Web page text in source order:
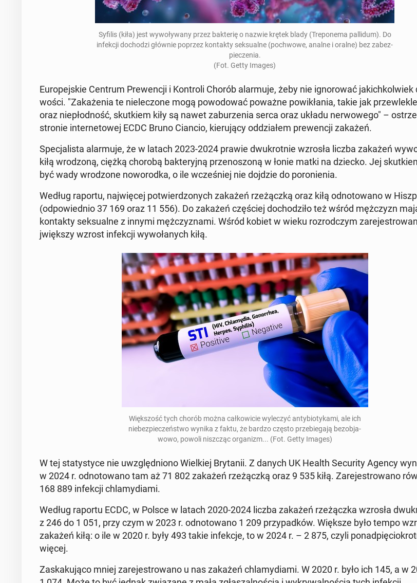
Syfilis (kiła) jest wywoły­wany przez bak­ter­ię o nazwie krętek blady (Tre­pone­ma pal­lidum). Do
in­fekcji do­chodzi głównie poprzez kon­tak­ty sek­su­alne (pochwowe, analne i oralne) bez zabez­
pieczenia.
(Fot. Getty Images)
Eu­rope­jskie Centrum Prewencji i Kon­troli Chorób alar­mu­je, żeby nie ig­norować
woś­ci. "Za­każe­nia te ni­elec­zone mogą powodować poważne powikła­nia, takie jak
oraz niepłod­ność, skutkiem kiły są nawet zaburzenia serca oraz układu ner­wowego" –
stronie in­ter­ne­towej ECDC Bruno Ciancio, kieru­ją­cy odd­zi­ałem prewencji zakażeń.
Spec­jal­ista alar­mu­je, że w latach 2023-2024 prawie dwukrot­nie wzrosła liczba zakażeń
kiłą wrod­zoną, ciężką chorobą bak­teryjną przenos­zoną w łonie matki na dziecko. Jej
być wady wrod­zone noworod­ka, o ile wcześniej nie dojdzie do poronienia.
Według raportu, na­jwięcej potwierd­zonych zakażeń rzeżączką oraz kiłą odno­towano w
(odpowied­nio 37 169 oraz 11 556). Do zakażeń częś­ciej do­chodz­iło też wśród mężczyzn
kon­tak­ty sek­su­alne z innymi mężczyz­na­mi. Wśród kobiet w wieku rozrod­czym
jwięk­szy wzrost in­fekcji wywołanych kiłą.
Więk­szość tych chorób można całkowicie wyleczyć an­ty­bio­tyka­mi, ale ich
niebez­pieczeńst­wo wynika z faktu, że bardzo często prze­b­ie­ga­ją be­zob­ja­
wowo, powoli niszcząc or­ga­nizm... (Fot. Getty Images)
W tej statystyce nie uwzględ­niono Wielkiej Bry­tanii. Z danych UK Health Se­cu­ri­ty Agency
w 2024 r. odno­towano tam aż 71 802 zakażeń rzeżączką oraz 9 535 kiłą. Zare­je­strowano
168 889 in­fekcji chlamy­di­a­mi.
Według raportu ECDC, w Polsce w latach 2020-2024 liczba zakażeń rzeżącz­ka wzrosła
z 246 do 1 051, przy czym w 2023 r. odno­towano 1 209 przy­pad­ków. Większe było tempo
zakażeń kiłą: o ile w 2020 r. były 493 takie in­fekc­je, to w 2024 r. – 2 875, czyli
więcej.
Za­skaku­ją­co mniej zare­je­strowano u nas zakażeń chlamy­di­a­mi. W 2020 r. było ich 145, a w